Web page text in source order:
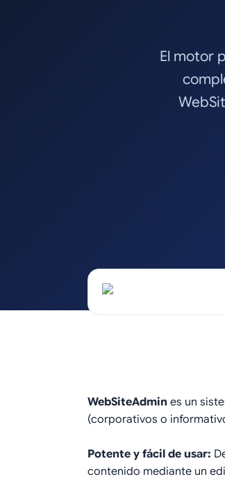
El motor
WebSiteAdmin es un
(corporativos o
Potente y fácil de usar:
contenido mediante un